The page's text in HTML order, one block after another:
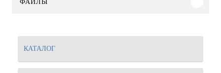
ФАЙЛЫ
КАТАЛОГ